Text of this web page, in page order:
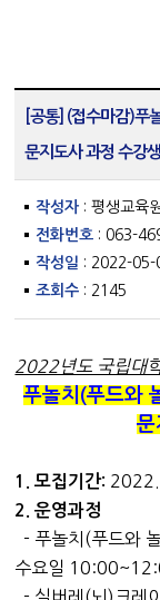
[공통] (접수마감)푸
문지도사 과정 수강
작성자: 평생교육원
전화번호: 063-
작성일 : 2022-05-
조회수: 2145
2022년도 국립대
푸놀치(푸드와
문
1. 모집기간:
2. 운영과정
- 푸놀치(푸드와
수요일